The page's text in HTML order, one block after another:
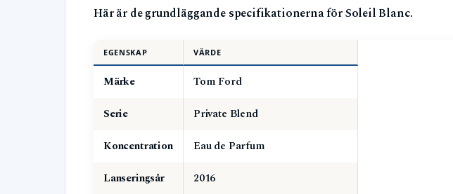
Här är de grundläggande specifikationerna för Soleil Blanc.
EGENSKAP VÄRDE
Märke
Tom Ford
Serie
Private Blend
Koncentration
Eau de Parfum
Lanseringsår
2016